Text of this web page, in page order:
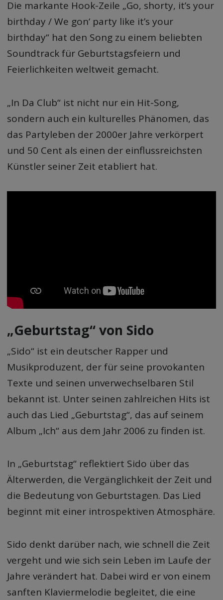
Die markante Hook-Zeile „Go, shorty, it’s your
birthday / We gon‘ party like it’s your
birthday“ hat den Song zu einem beliebten
Soundtrack für Geburtstagsfeiern und
Feierlichkeiten weltweit gemacht.
„In Da Club“ ist nicht nur ein Hit-Song,
sondern auch ein kulturelles Phänomen, das
das Partyleben der 2000er Jahre verkörpert
und 50 Cent als einen der einflussreichsten
Künstler seiner Zeit etabliert hat.
„Geburtstag“ von Sido
„Sido“ ist ein deutscher Rapper und
Musikproduzent, der für seine provokanten
Texte und seinen unverwechselbaren Stil
bekannt ist. Unter seinen zahlreichen Hits ist
auch das Lied „Geburtstag“, das auf seinem
Album „Ich“ aus dem Jahr 2006 zu finden ist.
In „Geburtstag“ reflektiert Sido über das
Älterwerden, die Vergänglichkeit der Zeit und
die Bedeutung von Geburtstagen. Das Lied
beginnt mit einer introspektiven Atmosphäre.
Sido denkt darüber nach, wie schnell die Zeit
vergeht und wie sich sein Leben im Laufe der
Jahre verändert hat. Dabei wird er von einem
sanften Klaviermelodie begleitet, die eine